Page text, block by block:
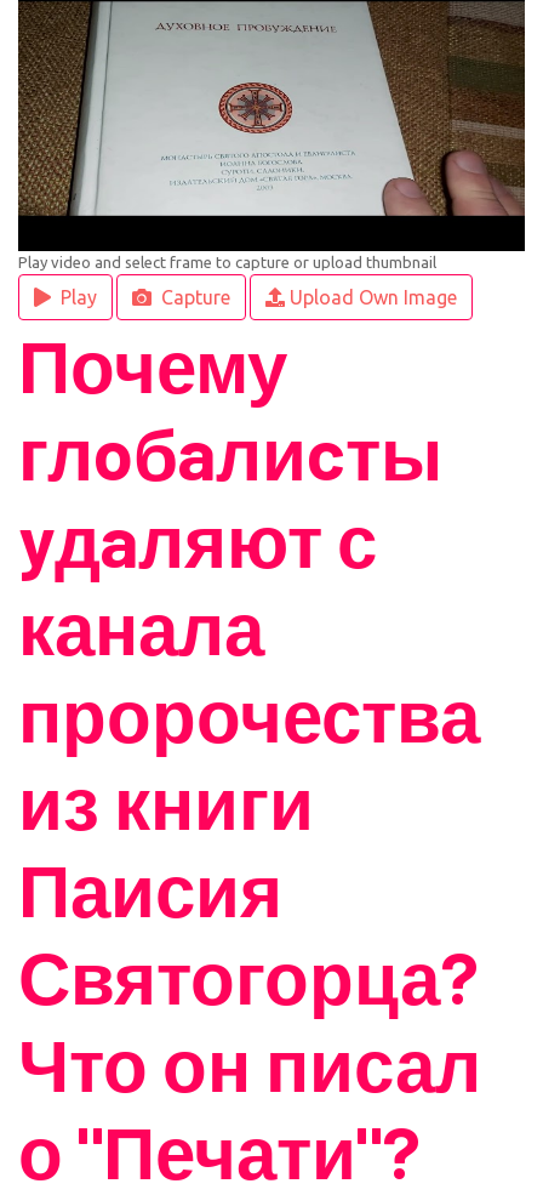
Play video and select frame to capture or upload thumbnail
Play Capture Upload Own Image
Почему
глoбaлиcты
yдaляют с
канала
пророчества
из книги
Паисия
Святогорца?
Что он писал
о "Печати"?